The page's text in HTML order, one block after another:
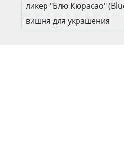
ликер "Блю Кюрасао"
вишня для украшения